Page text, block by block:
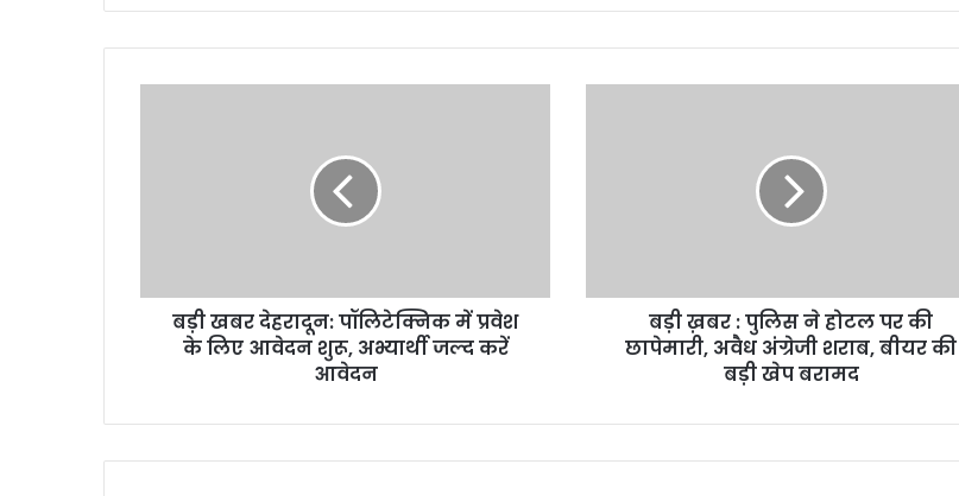
आवेदन
आवेदन
बड़ी खबर देहरादून: पॉलिटेक्निक में प्रवेश
के लिए आवेदन शुरू, अभ्यार्थी जल्द करें
आवेदन
छापेमारी,
की
बड़ी ख़बर : पुलिस ने होटल पर की
छापेमारी, अवैध अंग्रेजी शराब, बीयर की
बड़ी खेप बरामद